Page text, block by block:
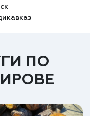
ПО